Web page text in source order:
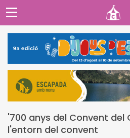
'700 anys del Convent del
l'entorn del convent